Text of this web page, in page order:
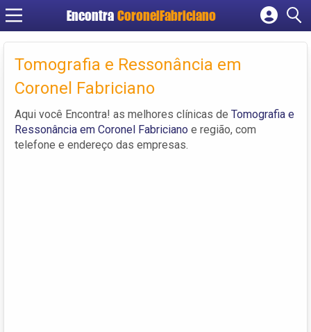
Encontra CoronelFabriciano
Cadastrar empresa
Criar conta
Tomografia e Ressonância em
Coronel Fabriciano
Aqui você Encontra! as melhores clínicas de Tomografia e
Ressonância em Coronel Fabriciano e região, com
telefone e endereço das empresas.